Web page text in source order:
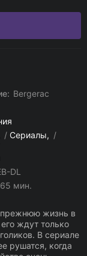
Bergerac
/ Сериалы
/
DL
65 мин.
жизнь в
ждут только
В сериале
рушатся, когда